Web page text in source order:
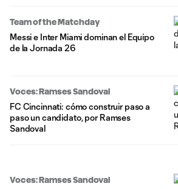
Team of the Matchday
Messi e Inter Miami dominan el Equipo
de la Jornada 26
Voces: Ramses Sandoval
FC Cincinnati: cómo construir paso a
paso un candidato, por Ramses
Sandoval
Voces: Ramses Sandoval